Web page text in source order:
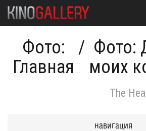
Фото:
Главная
/ Фото:
моих
The
навигация